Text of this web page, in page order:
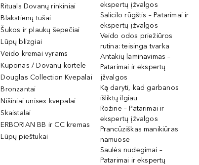
Rituals Dovanų rinkiniai
Blakstienų tušai
Šukos ir plaukų šepečiai
Lūpų blizgiai
Veido kremai vyrams
Kuponas / Dovanų kortelė
Douglas Collection Kvepalai
Bronzantai
Nišiniai unisex kvepalai
Skaistalai
ERBORIAN BB ir CC kremas
Lūpų pieštukai
ekspertų įžvalgos
Salicilo rūgštis – Patarimai ir
ekspertų įžvalgos
Veido odos priežiūros
rutina: teisinga tvarka
Antakių laminavimas –
Patarimai ir ekspertų
įžvalgos
Ką daryti, kad garbanos
išliktų ilgiau
Rožinė – Patarimai ir
ekspertų įžvalgos
Prancūziškas manikiūras
namuose
Saulės nudegimai –
Patarimai ir ekspertų